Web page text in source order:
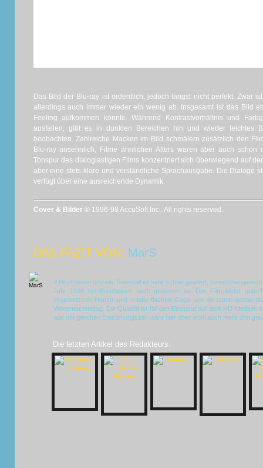
Das Bild der Blu-ray ist ordentlich, jedoch längst nicht perfekt. Zwar
allerdings auch immer wieder ein wenig ab. Insgesamt ist das Bild
Feeling aufkommen könnte. Während Kontrastverhältnis und
ausfallen, gibt es in dunklen Bereichen hin und wieder leichtes
beobachten. Zahlreiche Macken im Bild schmälern zusätzlich den
Blu-ray ansehnlich, Filme ähnlichen Alters waren aber auch schon
Tonspur des dialoglastigen Films konzentriert sich überwiegend auf
aber eine stets klare und verständliche Sprachausgabe. Die Dialoge
verfügt über eine ausreichende Dynamik.
Cover & Bilder © 1996-98 AccuSoft Inc., All rights reserved.
DAS FAZIT VON: MarS
4 Hochzeiten und ein Todesfall ist sehr schön gealtert, inzwischen
Jahr 1994 bei Erscheinen noch gewesen ist. Der Film bietet gute
eingesetztem Humor und relativ flachen Gags und ist damit genau
Winternachmittag. Die Qualität ist für den Einstand auf dem HD-Medium
aus der gleichen Entstehungszeit wäre hier aber wohl auch mehr drin
Die letzten Artikel des Redakteurs: